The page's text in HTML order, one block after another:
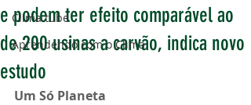
Clima tube
Aprendendo com o Clima
e podem ter efeito comparável ao
de 200 usinas a carvão, indica novo
estudo
Um Só Planeta